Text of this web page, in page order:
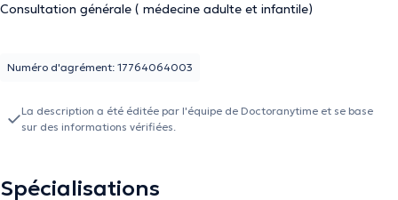
Consultation générale ( médecine adulte et infantile)
Numéro d'agrément: 17764064003
La description a été éditée par l'équipe de Doctoranytime et se base
sur des informations vérifiées.
Spécialisations